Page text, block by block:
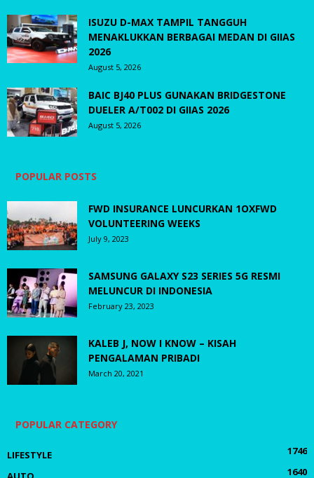
ISUZU D-MAX TAMPIL TANGGUH
MENAKLUKKAN BERBAGAI MEDAN DI GIIAS
2026
August 5, 2026
BAIC BJ40 PLUS GUNAKAN BRIDGESTONE
DUELER A/T002 DI GIIAS 2026
August 5, 2026
POPULAR POSTS
FWD INSURANCE LUNCURKAN 1OXFWD
VOLUNTEERING WEEKS
July 9, 2023
SAMSUNG GALAXY S23 SERIES 5G RESMI
MELUNCUR DI INDONESIA
February 23, 2023
KALEB J, NOW I KNOW – KISAH
PENGALAMAN PRIBADI
March 20, 2021
POPULAR CATEGORY
LIFESTYLE
1746
1640